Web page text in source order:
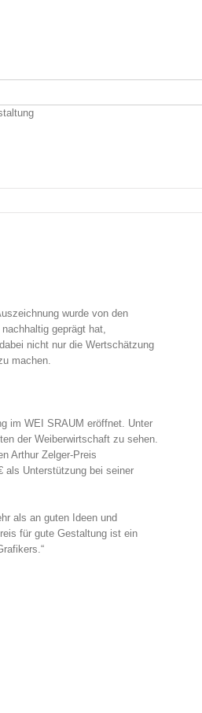
wurde von den
geprägt hat,
nicht nur die Wertschätzung
machen.
im WEI SRAUM eröffnet. Unter
der Weiberwirtschaft zu sehen.
Arthur Zelger-Preis
als Unterstützung bei seiner
als an guten Ideen und
für gute Gestaltung ist ein